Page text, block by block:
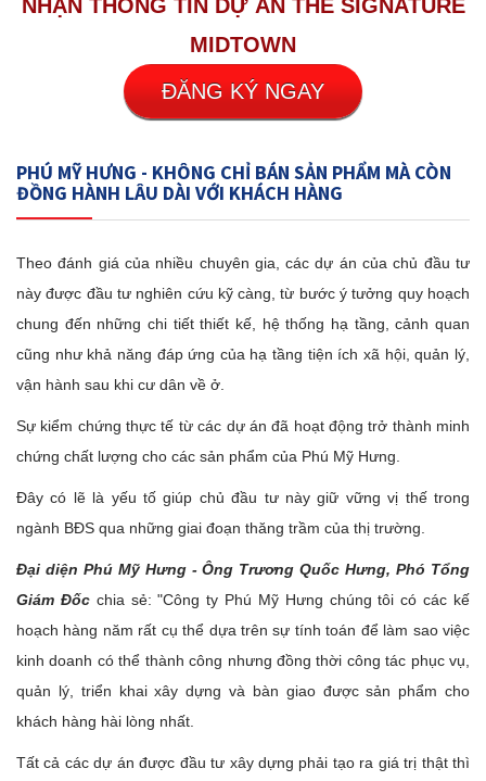
NHẬN THÔNG TIN DỰ ÁN THE SIGNATURE
MIDTOWN
ĐĂNG KÝ NGAY
PHÚ MỸ HƯNG - KHÔNG CHỈ BÁN SẢN PHẨM MÀ CÒN
ĐỒNG HÀNH LÂU DÀI VỚI KHÁCH HÀNG
Theo đánh giá của nhiều chuyên gia, các dự án của chủ đầu tư
này được đầu tư nghiên cứu kỹ càng, từ bước ý tưởng quy hoạch
chung đến những chi tiết thiết kế, hệ thống hạ tầng, cảnh quan
cũng như khả năng đáp ứng của hạ tầng tiện ích xã hội, quản lý,
vận hành sau khi cư dân về ở.
Sự kiểm chứng thực tế từ các dự án đã hoạt động trở thành minh
chứng chất lượng cho các sản phẩm của Phú Mỹ Hưng.
Đây có lẽ là yếu tố giúp chủ đầu tư này giữ vững vị thế trong
ngành BĐS qua những giai đoạn thăng trầm của thị trường.
Đại diện Phú Mỹ Hưng - Ông Trương Quốc Hưng, Phó Tổng
Giám Đốcchia sẻ: "Công ty Phú Mỹ Hưng chúng tôi có các kế
hoạch hàng năm rất cụ thể dựa trên sự tính toán để làm sao việc
kinh doanh có thể thành công nhưng đồng thời công tác phục vụ,
quản lý, triển khai xây dựng và bàn giao được sản phẩm cho
khách hàng hài lòng nhất.
Tất cả các dự án được đầu tư xây dựng phải tạo ra giá trị thật thì